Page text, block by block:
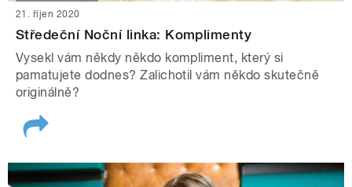
21. říjen 2020
Středeční Noční linka: Komplimenty
Vysekl vám někdy někdo kompliment, který si
pamatujete dodnes? Zalichotil vám někdo skutečně
originálně?